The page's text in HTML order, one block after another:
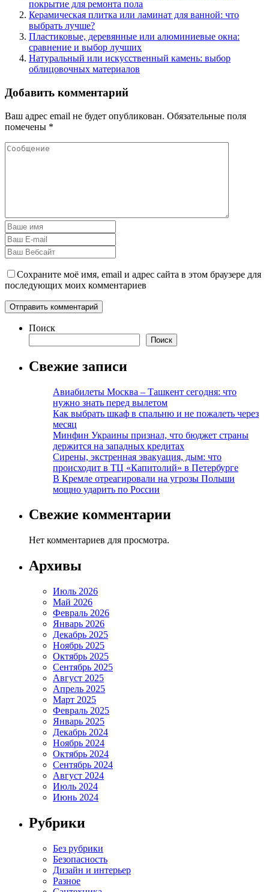
покрытие для ремонта пола
Керамическая плитка или ламинат для ванной: что
выбрать лучше?
Пластиковые, деревянные или алюминиевые окна:
сравнение и выбор лучших
Натуральный или искусственный камень: выбор
облицовочных материалов
Добавить комментарий
Ваш адрес email не будет опубликован. Обязательные поля
помечены *
Сохраните моё имя, email и адрес сайта в этом браузере для
последующих моих комментариев
Поиск
Поиск
Свежие записи
Авиабилеты Москва – Ташкент сегодня: что
нужно знать перед вылетом
Как выбрать шкаф в спальню и не пожалеть через
месяц
Минфин Украины признал, что бюджет страны
держится на западных кредитах
Сирены, экстренная эвакуация, дым: что
происходит в ТЦ «Капитолий» в Петербурге
В Кремле отреагировали на угрозы Польши
мощно ударить по России
Свежие комментарии
Нет комментариев для просмотра.
Архивы
Июль 2026
Май 2026
Февраль 2026
Январь 2026
Декабрь 2025
Ноябрь 2025
Октябрь 2025
Сентябрь 2025
Август 2025
Апрель 2025
Март 2025
Февраль 2025
Январь 2025
Декабрь 2024
Ноябрь 2024
Октябрь 2024
Сентябрь 2024
Август 2024
Июль 2024
Июнь 2024
Рубрики
Без рубрики
Безопасность
Дизайн и интерьер
Разное